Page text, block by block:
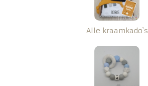
Alle kraamkado`s